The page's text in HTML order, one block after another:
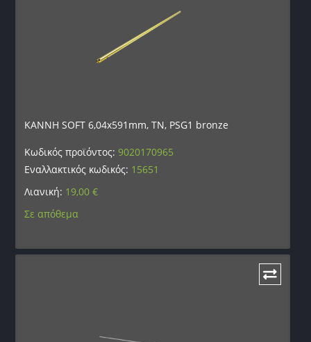
ΚΑΝΝΗ SOFT 6,04x591mm, TN, PSG1 bronze
Κωδικός προϊόντος:9020170965
Εναλλακτικός κωδικός: 15651
Λιανική: 19,00€
Σε απόθεμα